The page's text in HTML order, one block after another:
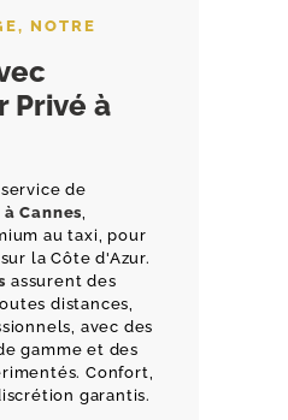
NOTRE
Privé à
de
Cannes
au taxi, pour
la Côte d'Azur.
assurent des
distances,
avec des
gamme et des
Confort,
garantis.